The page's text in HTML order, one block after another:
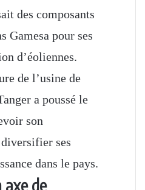
des composants
Gamesa pour ses
d’éoliennes.
de l’usine de
a poussé le
son
ses
dans le pays.
axe de